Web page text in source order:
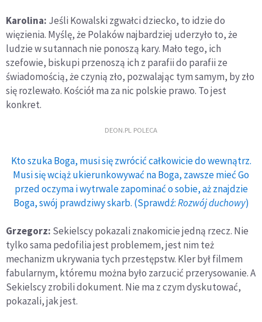
Karolina: Jeśli Kowalski zgwałci dziecko, to idzie do
więzienia. Myślę, że Polaków najbardziej uderzyło to, że
ludzie w sutannach nie ponoszą kary. Mało tego, ich
szefowie, biskupi przenoszą ich z parafii do parafii ze
świadomością, że czynią zło, pozwalając tym samym, by zło
się rozlewało. Kościół ma za nic polskie prawo. To jest
konkret.
DEON.PL POLECA
Kto szuka Boga, musi się zwrócić całkowicie do wewnątrz.
Musi się wciąż ukierunkowywać na Boga, zawsze mieć Go
przed oczyma i wytrwale zapominać o sobie, aż znajdzie
Boga, swój prawdziwy skarb. (Sprawdź:Rozwój duchowy)
Grzegorz: Sekielscy pokazali znakomicie jedną rzecz. Nie
tylko sama pedofilia jest problemem, jest nim też
mechanizm ukrywania tych przestępstw. Kler był filmem
fabularnym, któremu można było zarzucić przerysowanie. A
Sekielscy zrobili dokument. Nie ma z czym dyskutować,
pokazali, jak jest.